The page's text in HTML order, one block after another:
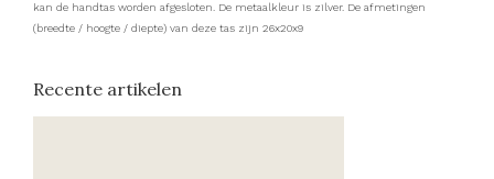
kan de handtas worden afgesloten. De metaalkleur is zilver. De afmetingen
(breedte / hoogte / diepte) van deze tas zijn 26x20x9
Recente artikelen